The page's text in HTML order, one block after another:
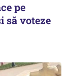
pe
să voteze